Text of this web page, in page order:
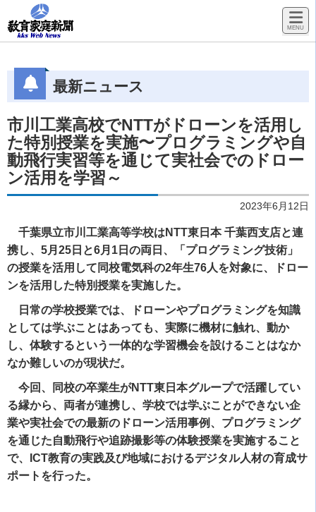
最新ニュース
市川工業高校でNTTがドローンを活用し
た特別授業を実施〜プログラミングや自
動飛行実習等を通じて実社会でのドロー
ン活用を学習～
2023年6月12日
千葉県立市川工業高等学校はNTT東日本 千葉西支店と連
携し、5月25日と6月1日の両日、「プログラミング技術」
の授業を活用して同校電気科の2年生76人を対象に、ドロー
ンを活用した特別授業を実施した。
日常の学校授業では、ドローンやプログラミングを知識
としては学ぶことはあっても、実際に機材に触れ、動か
し、体験するという一体的な学習機会を設けることはなか
なか難しいのが現状だ。
今回、同校の卒業生がNTT東日本グループで活躍してい
る縁から、両者が連携し、学校では学ぶことができない企
業や実社会での最新のドローン活用事例、プログラミング
を通じた自動飛行や追跡撮影等の体験授業を実施すること
で、ICT教育の実践及び地域におけるデジタル人材の育成サ
ポートを行った。